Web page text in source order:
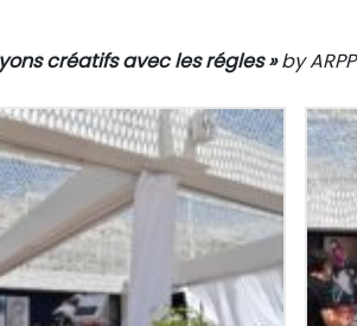
créatifs avec les régles »by ARPP